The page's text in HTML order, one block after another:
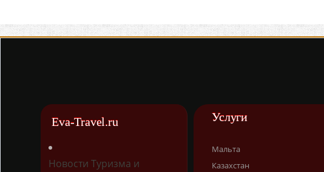
Eva-Travel.ru
Новости Туризма и
Услуги
Мальта
Казахстан